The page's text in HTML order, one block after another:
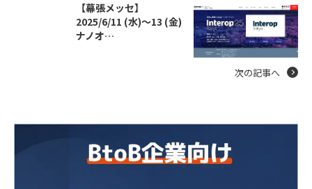
【幕張メッセ】
2025/6/11 (水)～13 (金)
ナノオ…
次の記事へ